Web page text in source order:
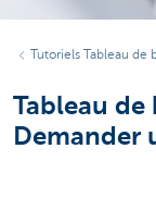
Tutoriels Tableau de
Tableau de
Demander